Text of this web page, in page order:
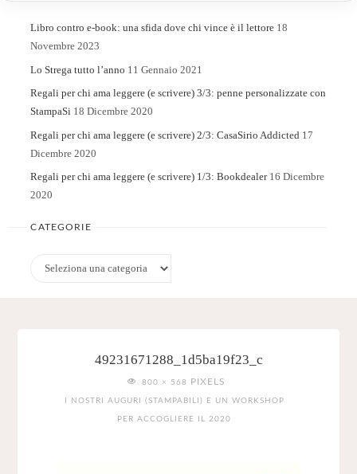
Libro contro e-book: una sfida dove chi vince è il lettore 18
Novembre 2023
Lo Strega tutto l’anno 11 Gennaio 2021
Regali per chi ama leggere (e scrivere) 3/3: penne personalizzate con
StampaSi 18 Dicembre 2020
Regali per chi ama leggere (e scrivere) 2/3: CasaSirio Addicted 17
Dicembre 2020
Regali per chi ama leggere (e scrivere) 1/3: Bookdealer 16 Dicembre
2020
CATEGORIE
Categorie
49231671288_1d5ba19f23_c
FULL
SIZE
800 × 568 PIXELS
I NOSTRI AUGURI (STAMPABILI) E UN WORKSHOP
PER ACCOGLIERE IL 2020